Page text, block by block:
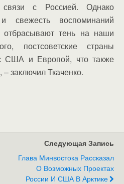
связи с Россией. Однако
свежесть воспоминаний
отбрасывают тень на наши
постсоветские страны
США и Европой, что также
заключил Ткаченко.
Следующая Запись
Глава Минвостока Рассказал
О Возможных Проектах
России И США В Арктике